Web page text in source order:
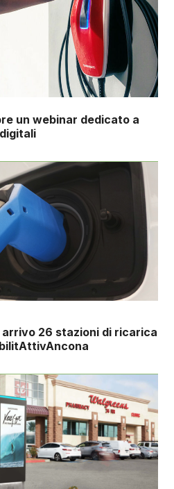
un webinar dedicato a
arrivo 26 stazioni di ricarica